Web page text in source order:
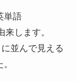
単語
来します。
並んで見える